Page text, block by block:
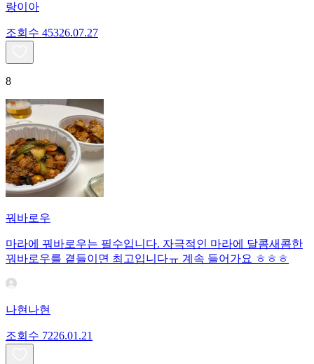
랑이아
조회수 45326.07.27
8
꿔바로우
마라에 꿔바로우는 필수입니다. 자극적인 마라에 달콤새콤한
꿔바로우를 곁들이면 최고입니다ㅠ 계속 들어가요 ㅎㅎㅎ
나현나현
조회수 7226.01.21